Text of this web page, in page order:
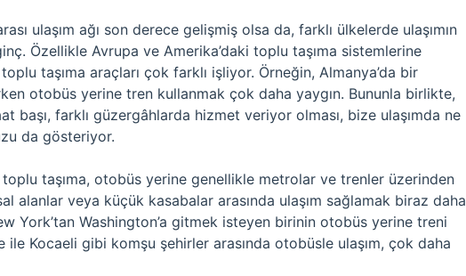
ulaşım ağı son derece gelişmiş olsa da, farklı ülkelerde ulaşımın
Özellikle Avrupa ve Amerika’daki toplu taşıma sistemlerine
toplu taşıma araçları çok farklı işliyor. Örneğin, Almanya’da bir
otobüs yerine tren kullanmak çok daha yaygın. Bununla birlikte,
başı, farklı güzergâhlarda hizmet veriyor olması, bize ulaşımda ne
da gösteriyor.
toplu taşıma, otobüs yerine genellikle metrolar ve trenler üzerinden
alanlar veya küçük kasabalar arasında ulaşım sağlamak biraz daha
York’tan Washington’a gitmek isteyen birinin otobüs yerine treni
ile Kocaeli gibi komşu şehirler arasında otobüsle ulaşım, çok daha